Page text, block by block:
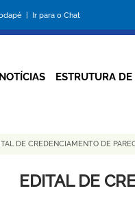
| Ir para o Chat
NOTÍCIAS ESTRUTURA
DE CREDENCIAMENTO DE
EDITAL DE